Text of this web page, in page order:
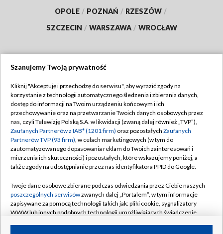
OPOLE / POZNAŃ / RZESZÓW /
SZCZECIN / WARSZAWA / WROCŁAW
TVP
Abonament TVP
Emisja w TVP
Centrum informacji TVP
Naziemna Telewizja Cyfrowa
Rada Programowa
System NOS
Informacje o nadawcy
Regulamin TVP
Polityka prywatności
Moje zgody
Pomoc
Kontakt
Kanały
Szanujemy Twoją prywatność
Kliknij "Akceptuję i przechodzę do serwisu", aby wyrazić zgody na
korzystanie z technologii automatycznego śledzenia i zbierania danych,
dostęp do informacji na Twoim urządzeniu końcowym i ich
przechowywanie oraz na przetwarzanie Twoich danych osobowych przez
nas, czyli Telewizję Polską S.A. w likwidacji (zwaną dalej również „TVP”),
Zaufanych Partnerów z IAB* (1201 firm) oraz pozostałych Zaufanych
Partnerów TVP (93 firm), w celach marketingowych (w tym do
zautomatyzowanego dopasowania reklam do Twoich zainteresowań i
mierzenia ich skuteczności) i pozostałych, które wskazujemy poniżej, a
także zgody na udostępnianie przez nas identyfikatora PPID do Google.
Twoje dane osobowe zbierane podczas odwiedzania przez Ciebie naszych
poszczególnych serwisówzwanych dalej „Portalem”, w tym informacje
zapisywane za pomocą technologii takich jak: pliki cookie, sygnalizatory
WWW lub innych podobnych technologii umożliwiających świadczenie